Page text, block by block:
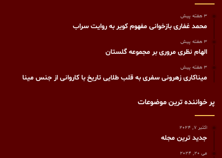
3 هفته پیش
محمد غفاری بازخوانی مفهوم کویر به روایت سراب
3 هفته پیش
الهام نظری مروری بر مجموعه گلستان
3 هفته پیش
میناکاری زهرونی سفری به قلب طلایی تاریخ با کاروانی از جنس مینا
پر خواننده ترین موضوعات
اکتبر 7, 2024
جدید ترین مجله
می 20, 2024